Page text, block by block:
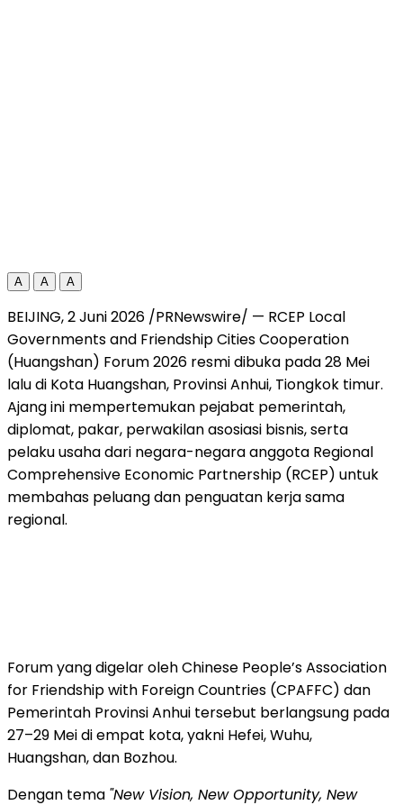
A A A
BEIJING, 2 Juni 2026 /PRNewswire/ — RCEP Local
Governments and Friendship Cities Cooperation
(Huangshan) Forum 2026 resmi dibuka pada 28 Mei
lalu di Kota Huangshan, Provinsi Anhui, Tiongkok timur.
Ajang ini mempertemukan pejabat pemerintah,
diplomat, pakar, perwakilan asosiasi bisnis, serta
pelaku usaha dari negara-negara anggota Regional
Comprehensive Economic Partnership (RCEP) untuk
membahas peluang dan penguatan kerja sama
regional.
Forum yang digelar oleh Chinese People’s Association
for Friendship with Foreign Countries (CPAFFC) dan
Pemerintah Provinsi Anhui tersebut berlangsung pada
27–29 Mei di empat kota, yakni Hefei, Wuhu,
Huangshan, dan Bozhou.
Dengan tema "New Vision, New Opportunity, New